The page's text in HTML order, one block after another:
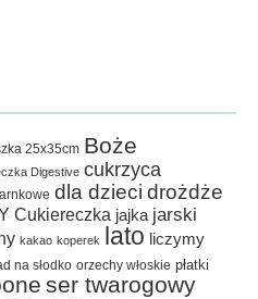
25x35cm Boże
Digestive cukrzyca
dla dzieci drożdże
Cukiereczka jajka jarski
kakao koperek lato liczymy
na słodko orzechy włoskie płatki
ser twarogowy